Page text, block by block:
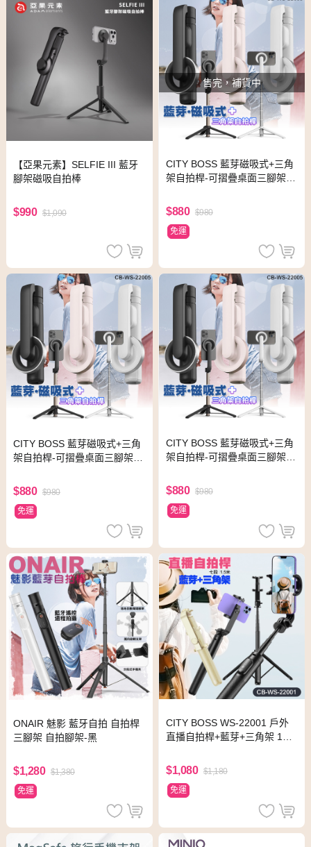
【亞果元素】SELFIE III 藍牙
腳架磁吸自拍棒
$990 $1,090
售完，補貨中
CITY BOSS 藍芽磁吸式+三角
架自拍桿-可摺疊桌面三腳架 -
$880 $980
免運
CITY BOSS 藍芽磁吸式+三角
架自拍桿-可摺疊桌面三腳架 -
$880 $980
免運
CITY BOSS 藍芽磁吸式+三角
架自拍桿-可摺疊桌面三腳架 -
$880 $980
免運
ONAIR 魅影 藍牙自拍 自拍桿
三腳架 自拍腳架-黑
$1,280 $1,380
免運
CITY BOSS WS-22001 戶外
直播自拍桿+藍芽+三角架 150
直播-黑
$1,080 $1,180
免運